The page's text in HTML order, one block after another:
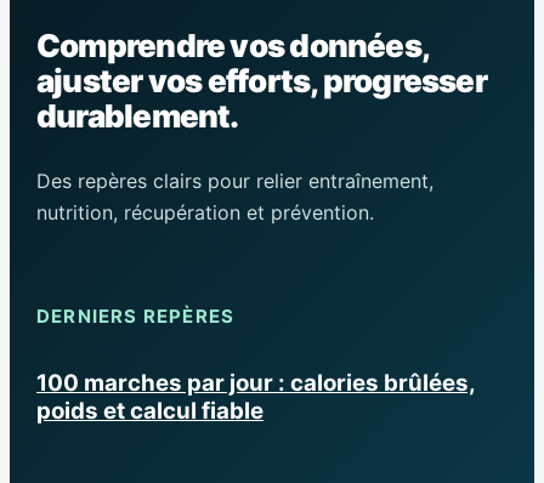
Comprendre vos données,
ajuster vos efforts, progresser
durablement.
Des repères clairs pour relier entraînement,
nutrition, récupération et prévention.
DERNIERS REPÈRES
100 marches par jour : calories brûlées,
poids et calcul fiable